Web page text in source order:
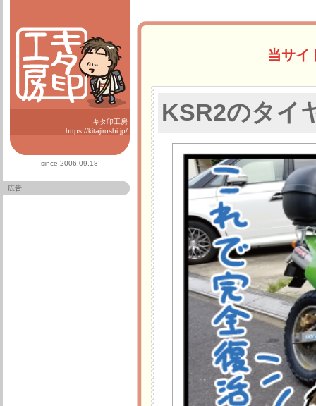
キタ印工房
https://kitajirushi.jp/
since 2006.09.18
広告
当サイ
KSR2のタイ